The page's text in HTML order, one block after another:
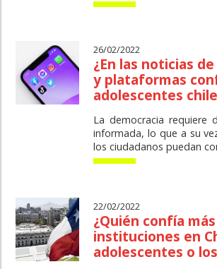
26/02/2022
¿En las noticias
y plataformas
adolescentes
La democracia requiere
informada, lo que a su
los ciudadanos puedan
22/02/2022
¿Quién confía
instituciones en
adolescentes o